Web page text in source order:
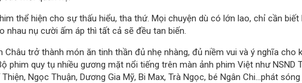
thể hiện cho sự thấu hiểu, tha thứ. Mọi chuyện dù có lớn lao, chỉ cần biết
nhau nụ cười ấm áp thì tất cả sẽ đều tan biến.
Châu trở thành món ăn tinh thần đủ nhẹ nhàng, đủ niềm vui và ý nghĩa cho
phim quy tụ nhiều gương mặt nổi tiếng trên màn ảnh phim Việt như NSND
Ngọc Thuận, Dương Gia Mỹ, Bi Max, Trà Ngọc, bé Ngân Chi…phát